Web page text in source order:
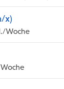
x)
Woche